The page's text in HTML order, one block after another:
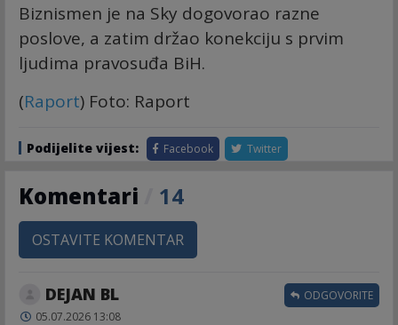
Biznismen je na Sky dogovorao razne
poslove, a zatim držao konekciju s prvim
ljudima pravosuđa BiH.
(Raport) Foto: Raport
Podijelite vijest: Facebook Twitter
Komentari 14
OSTAVITE KOMENTAR
DEJAN BL
05.07.2026 13:08
ODGOVORITE